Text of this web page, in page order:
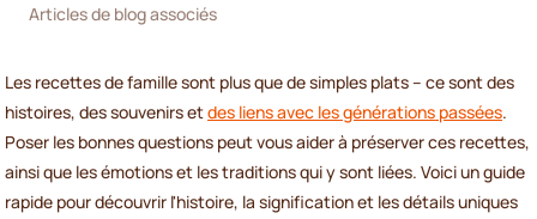
Articles de blog associés
Les recettes de famille sont plus que de simples plats – ce sont des
histoires, des souvenirs etdes liens avec les générations passées.
Poser les bonnes questions peut vous aider à préserver ces recettes,
ainsi que les émotions et les traditions qui y sont liées. Voici un guide
rapide pour découvrir l'histoire, la signification et les détails uniques